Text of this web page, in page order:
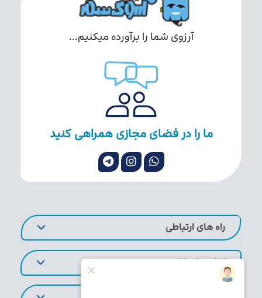
آرزوی شما را برآورده میکنیم...
ما را در فضای مجازی همراهی کنید
راه های ارتباطی
لینک های کاربردی